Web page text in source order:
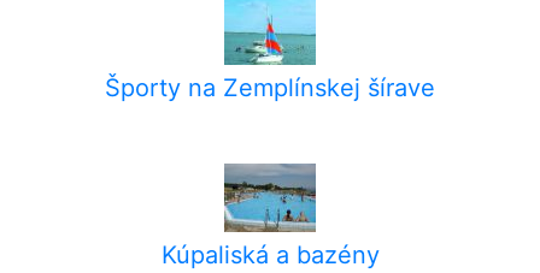
Športy na Zemplínskej šírave
Kúpaliská a bazény